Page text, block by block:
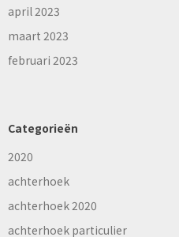
april 2023
maart 2023
februari 2023
Categorieën
2020
achterhoek
achterhoek 2020
achterhoek particulier